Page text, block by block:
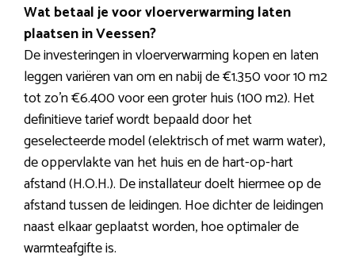
Wat betaal je voor vloerverwarming laten
plaatsen in Veessen?
De investeringen in vloerverwarming kopen en laten
leggen variëren van om en nabij de €1.350 voor 10 m2
tot zo’n €6.400 voor een groter huis (100 m2). Het
definitieve tarief wordt bepaald door het
geselecteerde model (elektrisch of met warm water),
de oppervlakte van het huis en de hart-op-hart
afstand (H.O.H.). De installateur doelt hiermee op de
afstand tussen de leidingen. Hoe dichter de leidingen
naast elkaar geplaatst worden, hoe optimaler de
warmteafgifte is.